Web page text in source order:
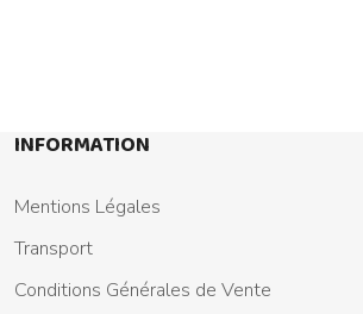
INFORMATION
Mentions Légales
Transport
Conditions Générales de Vente